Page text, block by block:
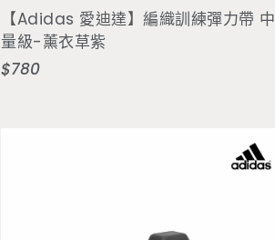
加入購物車
【Adidas 愛迪達】編織訓練彈力帶 中
量級-薰衣草紫
定
$780